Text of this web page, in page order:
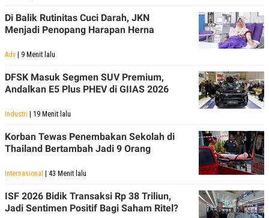
Di Balik Rutinitas Cuci Darah, JKN
Menjadi Penopang Harapan Herna
Adv | 9 Menit lalu
DFSK Masuk Segmen SUV Premium,
Andalkan E5 Plus PHEV di GIIAS 2026
Industri | 19 Menit lalu
Korban Tewas Penembakan Sekolah di
Thailand Bertambah Jadi 9 Orang
Internasional | 43 Menit lalu
ISF 2026 Bidik Transaksi Rp 38 Triliun,
Jadi Sentimen Positif Bagi Saham Ritel?